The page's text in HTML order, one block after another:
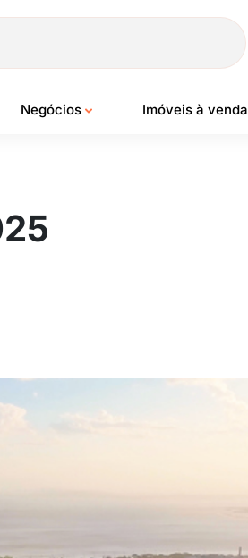
Negócios Imóveis à venda